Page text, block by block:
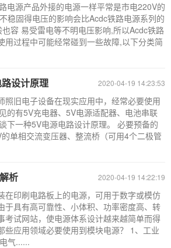
电源产品外接的电源一样平常是市电220V的
稳固得电压的影响会比Acdc铁路电源系列的
容 易受雷电等不明电压影响,所以Acdc铁路
用过程中可能经常碰到一些故障,以下分类简
2020-04-19 14:23:53
设计原理
照旧电子设备在现实应用中，经常必要使用
的有5V充电器、5V电源适配器、电池串联
下一种5V电源电路设计原理。 必要预备的
单相交流变压器、整流桥（可用4个二极管
2020-04-19 14:22:19
析
在印刷电路板上的电源，可用于数字或模仿
于具有高可靠性、小体积、功率密度高、转
考试网站，使电源体系设计越来越简单而得
些应用领域必要使用到模块电源？ 1、工业
气......